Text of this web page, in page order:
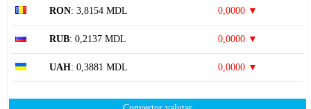
RON: 3,8154 MDL 0,0000 ▼
RUB: 0,2137 MDL 0,0000 ▼
UAH: 0,3881 MDL 0,0000 ▼